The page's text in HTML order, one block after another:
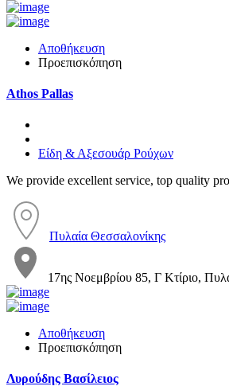
Αποθήκευση
Προεπισκόπηση
Athos Pallas
Είδη & Αξεσουάρ Ρούχων
We provide excellent service, top quality
Πυλαία Θεσσαλονίκης
17ης Νοεμβρίου 85, Γ Κτίριο,
Αποθήκευση
Προεπισκόπηση
Λυρούδης Βασίλειος